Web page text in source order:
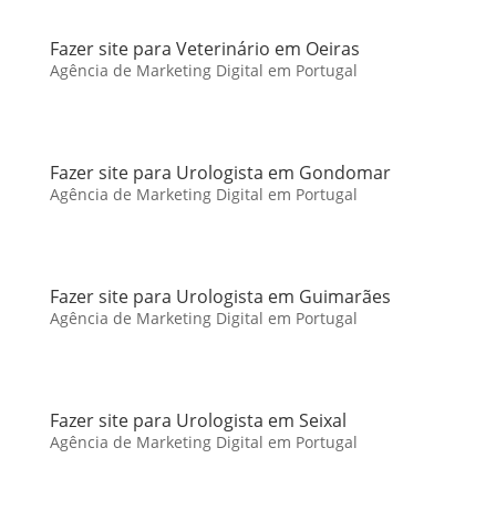
Fazer site para Veterinário em Oeiras
Agência de Marketing Digital em Portugal
Fazer site para Urologista em Gondomar
Agência de Marketing Digital em Portugal
Fazer site para Urologista em Guimarães
Agência de Marketing Digital em Portugal
Fazer site para Urologista em Seixal
Agência de Marketing Digital em Portugal